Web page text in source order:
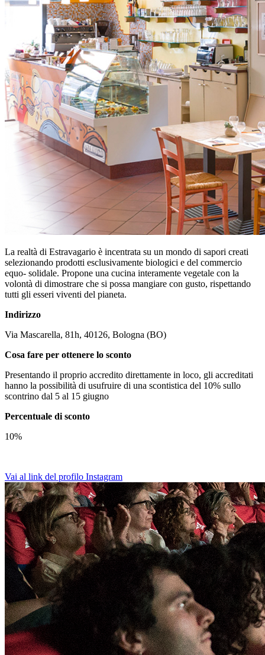
La realtà di Estravagario è incentrata su un mondo di sapori creati
selezionando prodotti esclusivamente biologici e del commercio
equo- solidale. Propone una cucina interamente vegetale con la
volontà di dimostrare che si possa mangiare con gusto, rispettando
tutti gli esseri viventi del pianeta.
Indirizzo
Via Mascarella, 81h, 40126, Bologna (BO)
Cosa fare per ottenere lo sconto
Presentando il proprio accredito direttamente in loco, gli accreditati
hanno la possibilità di usufruire di una scontistica del 10% sullo
scontrino dal 5 al 15 giugno
Percentuale di sconto
10%
Vai al link del profilo Instagram